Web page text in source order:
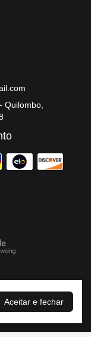
Aceitar e fechar
Quilombo,
os direitos reservados.